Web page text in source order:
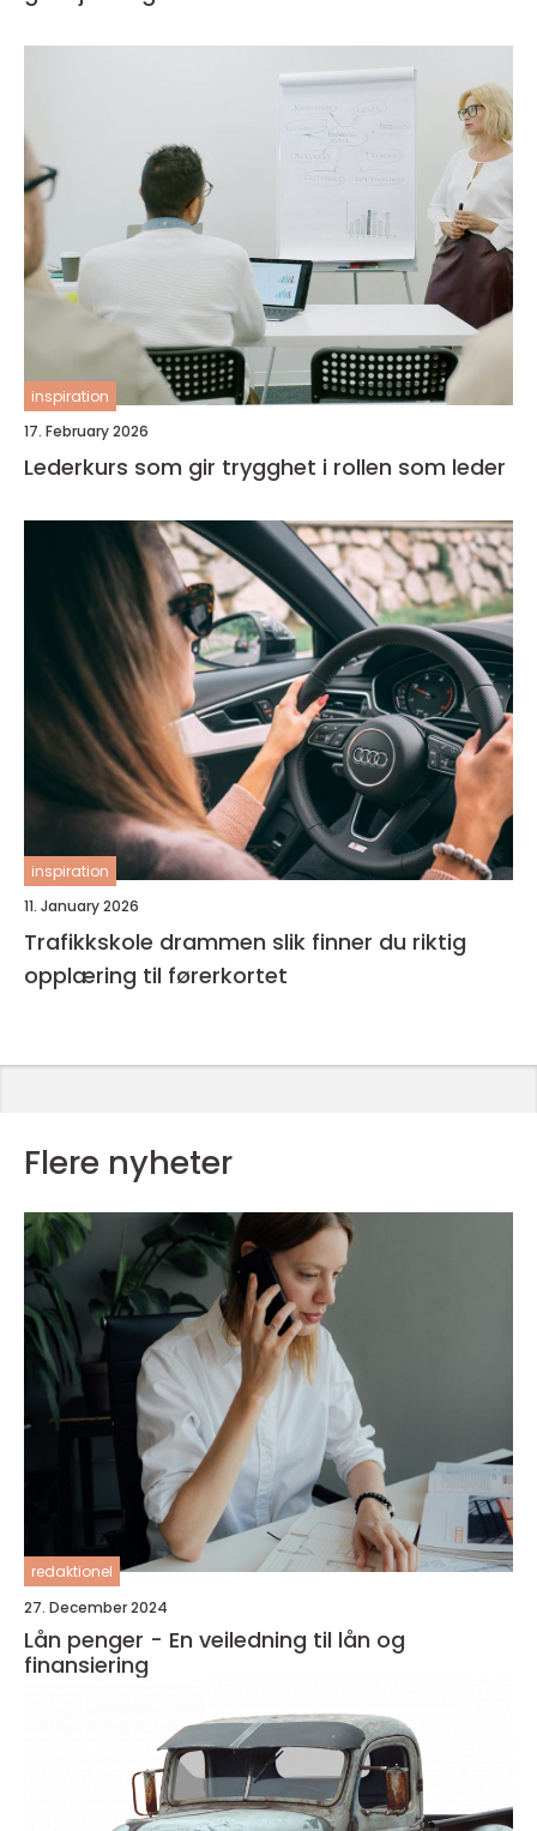
inspiration
17. February 2026
Lederkurs som gir trygghet i rollen som leder
inspiration
11. January 2026
Trafikkskole drammen slik finner du riktig
opplæring til førerkortet
Flere nyheter
redaktionel
27. December 2024
Lån penger - En veiledning til lån og
finansiering